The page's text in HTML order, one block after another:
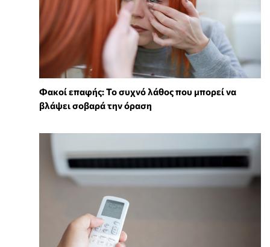
Φακοί επαφής: Το συχνό λάθος που μπορεί να
βλάψει σοβαρά την όραση